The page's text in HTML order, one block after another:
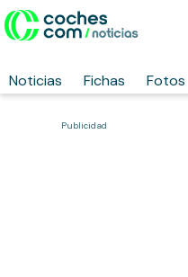
Noticias Fichas Fotos
Publicidad